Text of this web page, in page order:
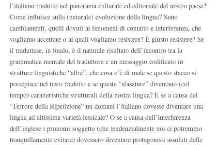
l’italiano tradotto nel panorama culturale ed editoriale del nostro paese?
Come influisce sulla (naturale) evoluzione della lingua? Sono
cambiamenti, quelli dovuti ai fenomeni di contatto e interferenza, che
vogliamo accettare o ai quali vogliamo resistere? È giusto resistere? Se
il traduttese, in fondo, è il naturale risultato dell’incontro tra la
grammatica mentale del traduttore e un messaggio codificato in
strutture linguistiche “altre”, che cosa c’è di male se questo stacco si
percepisce nel testo tradotto e se queste “sfasature” diventano (col
tempo) caratteristiche strutturali della nostra lingua? E se a causa del
“Terrore della Ripetizione” un domani l’italiano dovesse diventare una
lingua ad altissima varietà lessicale? O se a causa dell’interferenza
dell’inglese i pronomi soggetto (che tendenzialmente noi ci potremmo
tranquillamente evitare) dovessero diventare protagonisti assoluti delle